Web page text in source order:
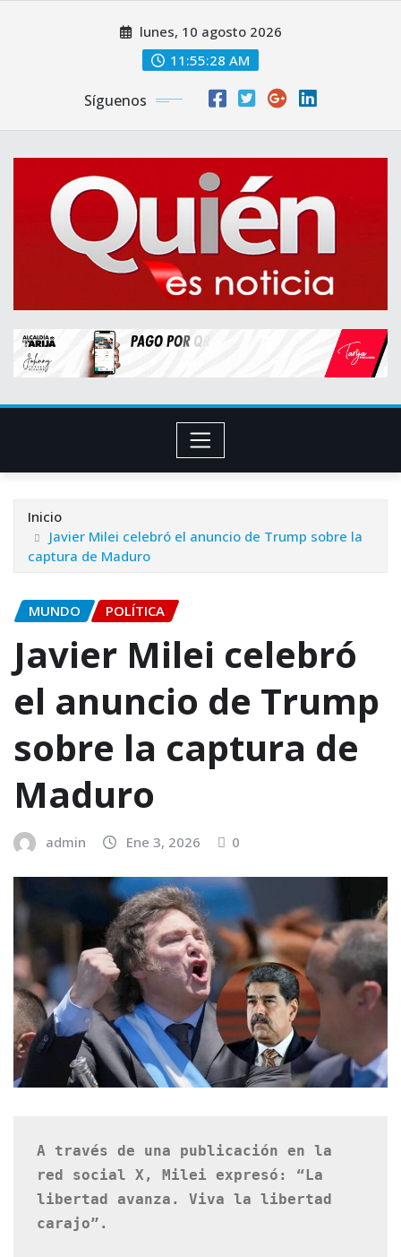
lunes, 10 agosto 2026
11:55:29 AM
Síguenos
Inicio
Javier Milei celebró el anuncio de Trump sobre la
captura de Maduro
MUNDO POLÍTICA
Javier Milei celebró
el anuncio de Trump
sobre la captura de
Maduro
admin Ene 3, 2026 0
A través de una publicación en la
red social X, Milei expresó: “La
libertad avanza. Viva la libertad
carajo”.